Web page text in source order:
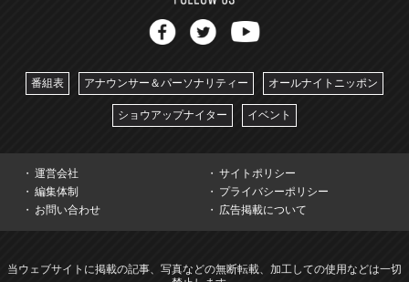
番組表 アナウンサー＆パーソナリティー オールナイトニッポン
ショウアップナイター イベント
運営会社
サイトポリシー
編集体制
プライバシーポリシー
お問い合わせ
広告掲載について
当ウェブサイトに掲載の記事、写真などの無断転載、加工しての使用などは一切